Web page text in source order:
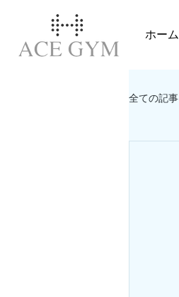
ホーム
全ての記事
教